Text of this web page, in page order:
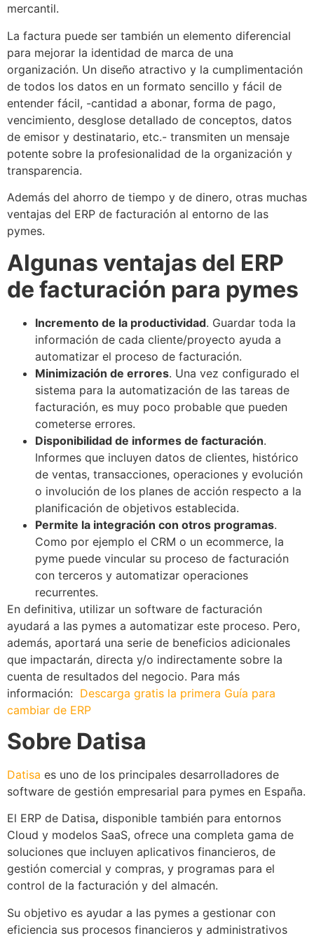
mercantil.
La factura puede ser también un elemento diferencial
para mejorar la identidad de marca de una
organización. Un diseño atractivo y la cumplimentación
de todos los datos en un formato sencillo y fácil de
entender fácil, -cantidad a abonar, forma de pago,
vencimiento, desglose detallado de conceptos, datos
de emisor y destinatario, etc.- transmiten un mensaje
potente sobre la profesionalidad de la organización y
transparencia.
Además del ahorro de tiempo y de dinero, otras muchas
ventajas del ERP de facturación al entorno de las
pymes.
Algunas ventajas del ERP
de facturación para pymes
Incremento de la productividad. Guardar toda la
información de cada cliente/proyecto ayuda a
automatizar el proceso de facturación.
Minimización de errores. Una vez configurado el
sistema para la automatización de las tareas de
facturación, es muy poco probable que pueden
cometerse errores.
Disponibilidad de informes de facturación.
Informes que incluyen datos de clientes, histórico
de ventas, transacciones, operaciones y evolución
o involución de los planes de acción respecto a la
planificación de objetivos establecida.
Permite la integración con otros programas.
Como por ejemplo el CRM o un ecommerce, la
pyme puede vincular su proceso de facturación
con terceros y automatizar operaciones
recurrentes.
En definitiva, utilizar un software de facturación
ayudará a las pymes a automatizar este proceso. Pero,
además, aportará una serie de beneficios adicionales
que impactarán, directa y/o indirectamente sobre la
cuenta de resultados del negocio. Para más
información: Descarga gratis la primera Guía para
cambiar de ERP
Sobre Datisa
Datisa es uno de los principales desarrolladores de
software de gestión empresarial para pymes en España.
El ERP de Datisa, disponible también para entornos
Cloud y modelos SaaS, ofrece una completa gama de
soluciones que incluyen aplicativos financieros, de
gestión comercial y compras, y programas para el
control de la facturación y del almacén.
Su objetivo es ayudar a las pymes a gestionar con
eficiencia sus procesos financieros y administrativos